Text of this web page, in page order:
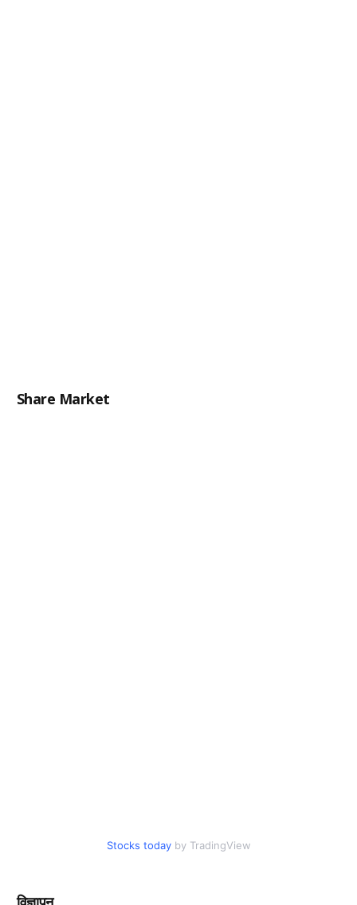
Share Market
Stocks today by TradingView